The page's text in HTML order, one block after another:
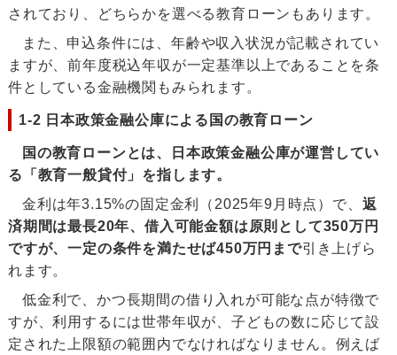
されており、どちらかを選べる教育ローンもあります。
また、申込条件には、年齢や収入状況が記載されてい
ますが、前年度税込年収が一定基準以上であることを条
件としている金融機関もみられます。
1-2 日本政策金融公庫による国の教育ローン
国の教育ローンとは、日本政策金融公庫が運営してい
る「教育一般貸付」を指します。
金利は年3.15%の固定金利（2025年9月時点）で、 返
済期間は最長20年、借入可能金額は原則として350万円
ですが、一定の条件を満たせば450万円まで引き上げら
れます。
低金利で、かつ長期間の借り入れが可能な点が特徴で
すが、利用するには世帯年収が、子どもの数に応じて設
定された上限額の範囲内でなければなりません。例えば